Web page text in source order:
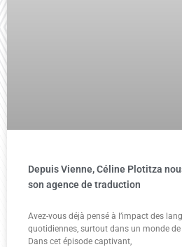
Depuis Vienne, Céline Plotitza
son agence de traduction
Avez-vous déjà pensé à l’impact des
quotidiennes, surtout dans un monde
Dans cet épisode captivant,